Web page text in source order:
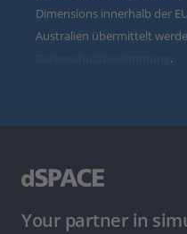
Dimensions innerhalb der
Australien übermittelt
.
Your partner in